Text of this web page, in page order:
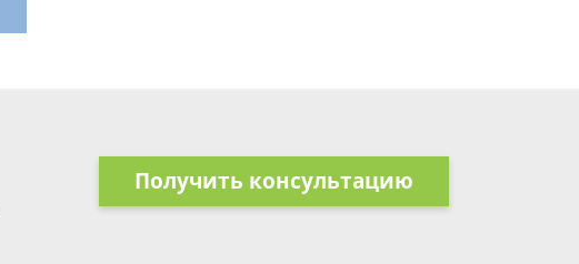
Получить консультацию